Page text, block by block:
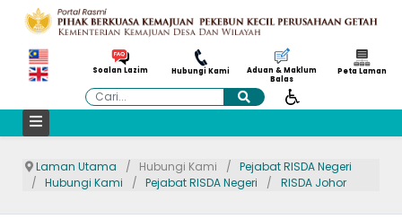
Soalan Lazim Hubungi Kami
Aduan & Maklum
Balas
Peta Laman
Cari
Laman Utama Hubungi Kami
Pejabat RISDA Negeri
Hubungi Kami
Pejabat RISDA Negeri RISDA Johor